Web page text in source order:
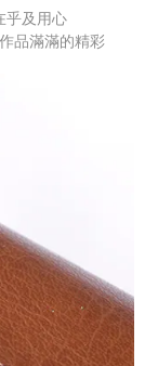
乎及用心
品滿滿的精彩